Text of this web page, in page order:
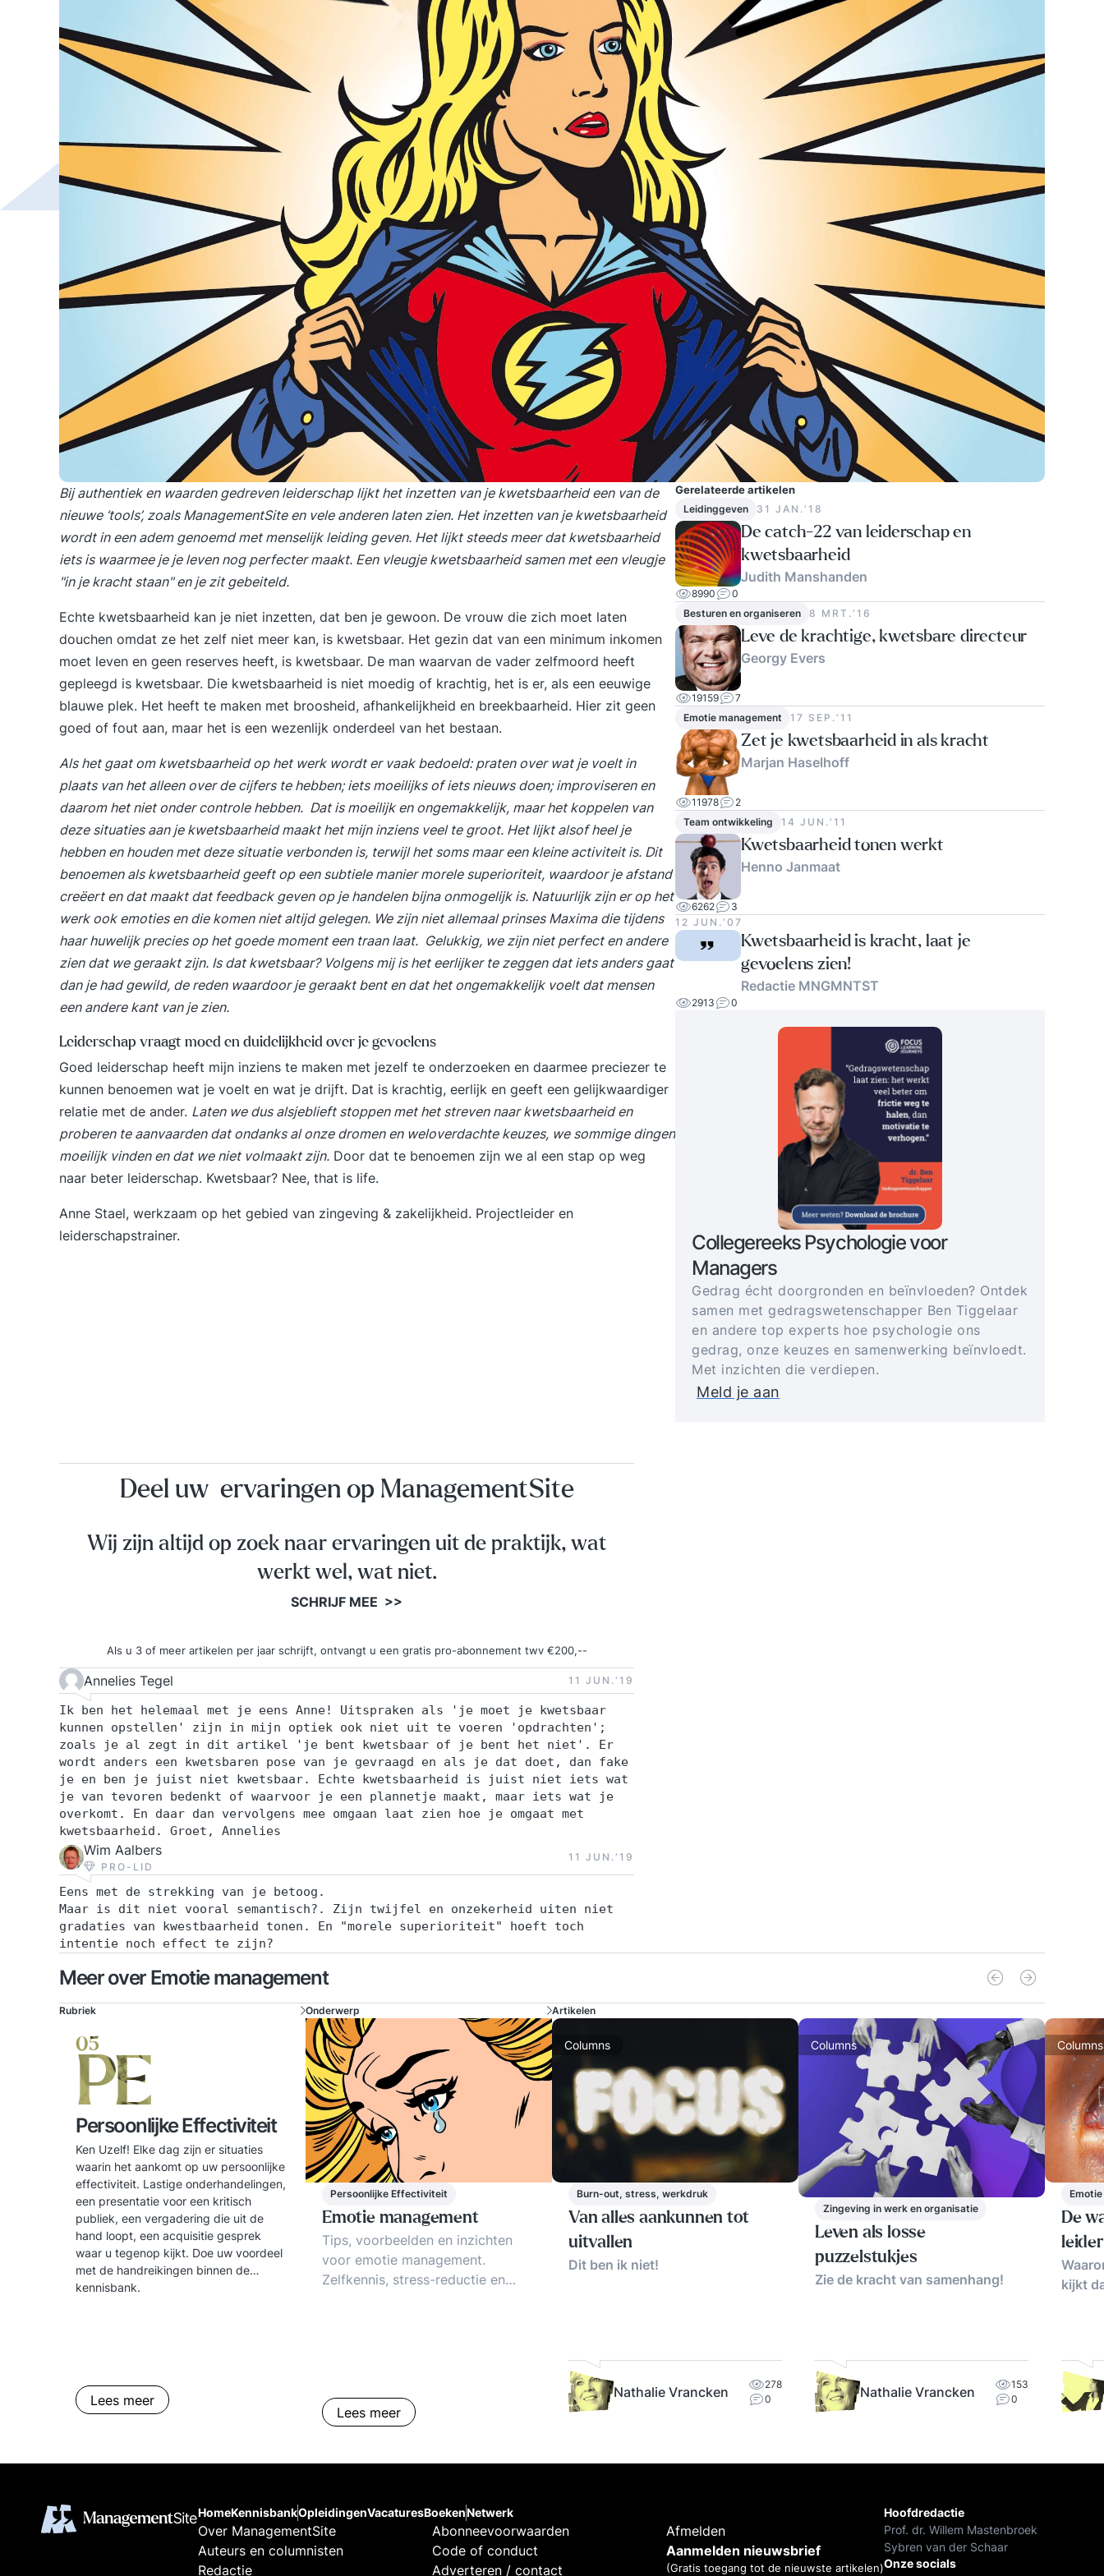
Bij authentiek en waarden gedreven leiderschap lijkt het inzetten van je kwetsbaarheid een van de
nieuwe ‘tools’, zoals ManagementSite en vele anderen laten zien. Het inzetten van je kwetsbaarheid
wordt in een adem genoemd met menselijk leiding geven. Het lijkt steeds meer dat kwetsbaarheid
iets is waarmee je je leven nog perfecter maakt. Een vleugje kwetsbaarheid samen met een vleugje
"in je kracht staan" en je zit gebeiteld.
Echte kwetsbaarheid kan je niet inzetten, dat ben je gewoon. De vrouw die zich moet laten
douchen omdat ze het zelf niet meer kan, is kwetsbaar. Het gezin dat van een minimum inkomen
moet leven en geen reserves heeft, is kwetsbaar. De man waarvan de vader zelfmoord heeft
gepleegd is kwetsbaar. Die kwetsbaarheid is niet moedig of krachtig, het is er, als een eeuwige
blauwe plek. Het heeft te maken met broosheid, afhankelijkheid en breekbaarheid. Hier zit geen
goed of fout aan, maar het is een wezenlijk onderdeel van het bestaan.
Als het gaat om kwetsbaarheid op het werk wordt er vaak bedoeld: praten over wat je voelt in
plaats van het alleen over de cijfers te hebben; iets moeilijks of iets nieuws doen; improviseren en
daarom het niet onder controle hebben. Dat is moeilijk en ongemakkelijk, maar het koppelen van
deze situaties aan je kwetsbaarheid maakt het mijn inziens veel te groot. Het lijkt alsof heel je
hebben en houden met deze situatie verbonden is, terwijl het soms maar een kleine activiteit is. Dit
benoemen als kwetsbaarheid geeft op een subtiele manier morele superioriteit, waardoor je afstand
creëert en dat maakt dat feedback geven op je handelen bijna onmogelijk is. Natuurlijk zijn er op het
werk ook emoties en die komen niet altijd gelegen. We zijn niet allemaal prinses Maxima die tijdens
haar huwelijk precies op het goede moment een traan laat. Gelukkig, we zijn niet perfect en andere
zien dat we geraakt zijn. Is dat kwetsbaar? Volgens mij is het eerlijker te zeggen dat iets anders gaat
dan je had gewild, de reden waardoor je geraakt bent en dat het ongemakkelijk voelt dat mensen
een andere kant van je zien.
Leiderschap vraagt moed en duidelijkheid over je gevoelens
Goed leiderschap heeft mijn inziens te maken met jezelf te onderzoeken en daarmee preciezer te
kunnen benoemen wat je voelt en wat je drijft. Dat is krachtig, eerlijk en geeft een gelijkwaardiger
relatie met de ander. Laten we dus alsjeblieft stoppen met het streven naar kwetsbaarheid en
proberen te aanvaarden dat ondanks al onze dromen en weloverdachte keuzes, we sommige dingen
moeilijk vinden en dat we niet volmaakt zijn. Door dat te benoemen zijn we al een stap op weg
naar beter leiderschap. Kwetsbaar? Nee, that is life.
Anne Stael, werkzaam op het gebied van zingeving & zakelijkheid. Projectleider en
leiderschapstrainer.
Gerelateerde artikelen
Leidinggeven 31 JAN.‘18
De catch-22 van leiderschap en
kwetsbaarheid
Judith Manshanden
8990
0
Besturen en organiseren
8 MRT.‘16
Leve de krachtige, kwetsbare directeur
Georgy Evers
19159
7
Emotie management
17 SEP.‘11
Zet je kwetsbaarheid in als kracht
Marjan Haselhoff
11978
2
Team ontwikkeling
14 JUN.‘11
Kwetsbaarheid tonen werkt
Henno Janmaat
6262
3
12 JUN.‘07
Kwetsbaarheid is kracht, laat je
gevoelens zien!
Redactie MNGMNTST
2913 0
Collegereeks Psychologie voor
Managers
Gedrag écht doorgronden en beïnvloeden? Ontdek
samen met gedragswetenschapper Ben Tiggelaar
en andere top experts hoe psychologie ons
gedrag, onze keuzes en samenwerking beïnvloedt.
Met inzichten die verdiepen.
Meld je aan
Deel uw ervaringen op ManagementSite
Wij zijn altijd op zoek naar ervaringen uit de praktijk, wat
werkt wel, wat niet.
SCHRIJF MEE >>
Als u 3 of meer artikelen per jaar schrijft, ontvangt u een gratis pro-abonnement twv €200,--
Annelies Tegel 11 JUN.‘19
Ik ben het helemaal met je eens Anne! Uitspraken als 'je moet je kwetsbaar
kunnen opstellen' zijn in mijn optiek ook niet uit te voeren 'opdrachten';
zoals je al zegt in dit artikel 'je bent kwetsbaar of je bent het niet'. Er
wordt anders een kwetsbaren pose van je gevraagd en als je dat doet, dan fake
je en ben je juist niet kwetsbaar. Echte kwetsbaarheid is juist niet iets wat
je van tevoren bedenkt of waarvoor je een plannetje maakt, maar iets wat je
overkomt. En daar dan vervolgens mee omgaan laat zien hoe je omgaat met
kwetsbaarheid. Groet, Annelies
Wim Aalbers
PRO-LID
11 JUN.‘19
Eens met de strekking van je betoog.
Maar is dit niet vooral semantisch?. Zijn twijfel en onzekerheid uiten niet
gradaties van kwestbaarheid tonen. En "morele superioriteit" hoeft toch
intentie noch effect te zijn?
Meer over Emotie management
Rubriek
05
PE
Persoonlijke Effectiviteit
Ken Uzelf! Elke dag zijn er situaties
waarin het aankomt op uw persoonlijke
effectiviteit. Lastige onderhandelingen,
een presentatie voor een kritisch
publiek, een vergadering die uit de
hand loopt, een acquisitie gesprek
waar u tegenop kijkt. Doe uw voordeel
met de handreikingen binnen de
kennisbank.
Lees meer
Onderwerp
Persoonlijke Effectiviteit
Emotie management
Tips, voorbeelden en inzichten
voor emotie management.
Zelfkennis, stress-reductie en
als ontwikkelingen van de
gevoels-huishouding. Ontspannen
Lees meer
Artikelen
Columns
Burn-out, stress, werkdruk
Van alles aankunnen tot
uitvallen
Dit ben ik niet!
Nathalie Vrancken
278
0
Columns
Zingeving in werk en organisatie
Leven als losse
puzzelstukjes
Zie de kracht van samenhang!
Nathalie Vrancken
153
0
Columns
De
kijkt
HomeKennisbankOpleidingenVacaturesBoekenNetwerk
Over ManagementSite
Auteurs en columnisten
Redactie
Abonneevoorwaarden
Code of conduct
Adverteren / contact
Afmelden
Aanmelden nieuwsbrief
(Gratis toegang tot de nieuwste artikelen)
Hoofdredactie
Prof. dr. Willem Mastenbroek
Sybren van der Schaar
Onze socials